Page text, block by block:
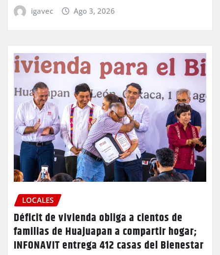
igavec Ago 3, 2026
LOCALES
Déficit de vivienda obliga a cientos de
familias de Huajuapan a compartir hogar;
INFONAVIT entrega 412 casas del Bienestar